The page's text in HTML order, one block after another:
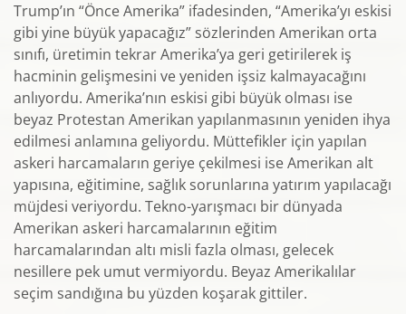
Trump’ın “Önce Amerika” ifadesinden, “Amerika’yı eskisi
gibi yine büyük yapacağız” sözlerinden Amerikan orta
sınıfı, üretimin tekrar Amerika’ya geri getirilerek iş
hacminin gelişmesini ve yeniden işsiz kalmayacağını
anlıyordu. Amerika’nın eskisi gibi büyük olması ise
beyaz Protestan Amerikan yapılanmasının yeniden ihya
edilmesi anlamına geliyordu. Müttefikler için yapılan
askeri harcamaların geriye çekilmesi ise Amerikan alt
yapısına, eğitimine, sağlık sorunlarına yatırım yapılacağı
müjdesi veriyordu. Tekno-yarışmacı bir dünyada
Amerikan askeri harcamalarının eğitim
harcamalarından altı misli fazla olması, gelecek
nesillere pek umut vermiyordu. Beyaz Amerikalılar
seçim sandığına bu yüzden koşarak gittiler.